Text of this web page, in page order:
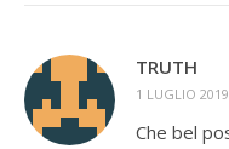
TRUTH
1 LUGLIO
Che bel